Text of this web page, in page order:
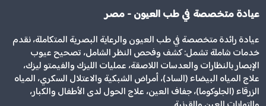
عيادة متخصصة في طب العيون - مصر
عيادة رائدة متخصصة في طب العيون والرعاية البصرية المتكاملة، نقدم
خدمات شاملة تشمل: كشف وفحص النظر الشامل، تصحيح عيوب
الإبصار بالنظارات والعدسات اللاصقة، عمليات الليزك والفيمتو ليزك،
علاج المياه البيضاء (الساد)، أمراض الشبكية والاعتلال السكري، المياه
الزرقاء (الجلوكوما)، جفاف العين، علاج الحول لدى الأطفال والكبار،